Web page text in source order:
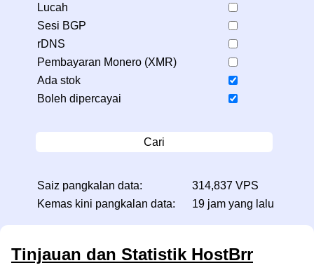
Lucah
Sesi BGP
rDNS
Pembayaran Monero (XMR)
Ada stok
Boleh dipercayai
Cari
Saiz pangkalan data:
314,837 VPS
Kemas kini pangkalan data:
19 jam yang lalu
Tinjauan dan Statistik HostBrr